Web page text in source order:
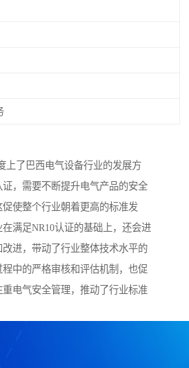
上了巴西电气设备行业的发展方
，需要不断提升电气产品的安全
使整个行业朝着更高的标准发
满足NR10认证的基础上，还会进
进，带动了行业整体技术水平的
中的严格审核和评估机制，也促
电气安全管理，推动了行业标准